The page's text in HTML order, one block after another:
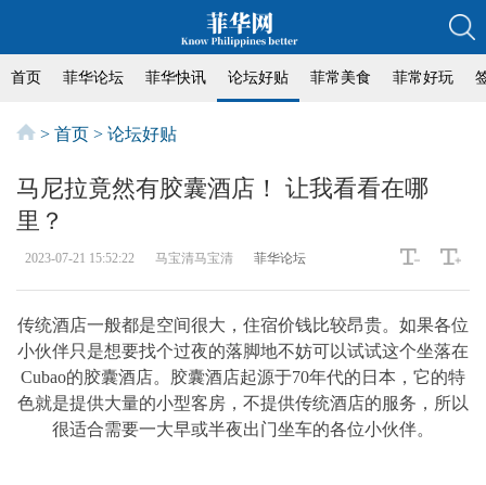
首页 菲华论坛 菲华快讯 论坛好贴 菲常美食 菲常好玩
> 首页 > 论坛好贴
马尼拉竟然有胶囊酒店！ 让我看看在哪
里？
2023-07-21 15:52:22 马宝清马宝清 菲华论坛
传统酒店一般都是空间很大，住宿价钱比较昂贵。如果各位
小伙伴只是想要找个过夜的落脚地不妨可以试试这个坐落在
Cubao的胶囊酒店。胶囊酒店起源于70年代的日本，它的特
色就是提供大量的小型客房，不提供传统酒店的服务，所以
很适合需要一大早或半夜出门坐车的各位小伙伴。